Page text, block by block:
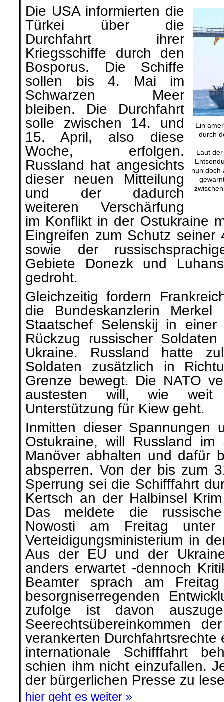
Ein
durch
Laut
nun doch
Die USA informierten die
Türkei über die
Durchfahrt ihrer
Kriegsschiffe durch den
Bosporus. Die Schiffe
sollen bis 4. Mai im
Schwarzen Meer
bleiben. Die Durchfahrt
solle zwischen 14. und
15. April, also diese
Woche, erfolgen.
Russland hat angesichts
dieser neuen Mitteilung
und der dadurch
weiteren Verschärfung
im Konflikt in der Ostukraine
Eingreifen zum Schutz seiner
sowie der
Gebiete Donezk und
gedroht.
Gleichzeitig fordern
die Bundeskanzlerin
Staatschef Selenskij in einer
Rückzug russischer
Ukraine. Russland hatte
Soldaten zusätzlich in
Grenze bewegt. Die NATO
austesten will, wie weit
Unterstützung für Kiew geht.
Inmitten dieser Spannungen
Ostukraine, will Russland im
Manöver abhalten und dafür
absperren. Von der bis zum
Sperrung sei die Schifffahrt
Kertsch an der Halbinsel
Das meldete die
Nowosti am Freitag
Verteidigungsministerium in
Aus der EU und der
anders erwartet -dennoch
Beamter sprach am
besorgniserregenden
zufolge ist davon
Seerechtsübereinkommen
verankerten Durchfahrtsrechte
internationale Schifffahrt
schien ihm nicht einzufallen.
der bürgerlichen Presse zu
hier geht es weiter »